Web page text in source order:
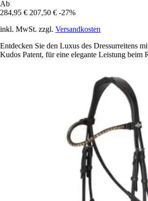
Ab
284,95 € 207,50 € -27%
inkl. MwSt. zzgl. Versandkosten
Entdecken Sie den Luxus des Dressurreitens
Kudos Patent, für eine elegante Leistung beim